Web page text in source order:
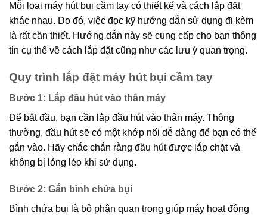
Mỗi loại máy hút bụi cầm tay có thiết kế và cách lắp đặt
khác nhau. Do đó, việc đọc kỹ hướng dẫn sử dụng đi kèm
là rất cần thiết. Hướng dẫn này sẽ cung cấp cho bạn thông
tin cụ thể về cách lắp đặt cũng như các lưu ý quan trọng.
Quy trình lắp đặt máy hút bụi cầm tay
Bước 1: Lắp đầu hút vào thân máy
Để bắt đầu, bạn cần lắp đầu hút vào thân máy. Thông
thường, đầu hút sẽ có một khớp nối dễ dàng để bạn có thể
gắn vào. Hãy chắc chắn rằng đầu hút được lắp chặt và
không bị lỏng lẻo khi sử dụng.
Bước 2: Gắn bình chứa bụi
Bình chứa bụi là bộ phận quan trọng giúp máy hoạt động